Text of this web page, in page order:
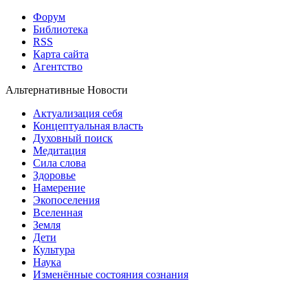
Форум
Библиотека
RSS
Карта сайта
Агентство
Альтернативные Новости
Актуализация себя
Концептуальная власть
Духовный поиск
Медитация
Сила слова
Здоровье
Намерение
Экопоселения
Вселенная
Земля
Дети
Культура
Наука
Изменённые состояния сознания